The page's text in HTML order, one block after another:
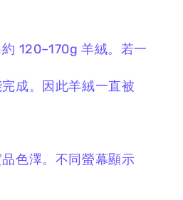
120–170g 羊絨。 若一
成。
因此羊絨一直被
色澤。 不同螢幕顯示